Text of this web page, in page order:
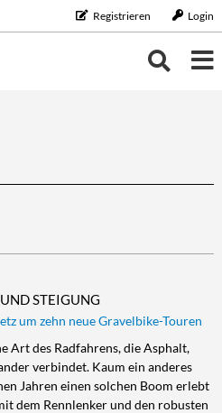
Registrieren Login
STEIGUNG
um zehn neue Gravelbike-Touren
Art des Radfahrens, die Asphalt,
verbindet. Kaum ein anderes
Jahren einen solchen Boom erlebt
dem Rennlenker und den robusten